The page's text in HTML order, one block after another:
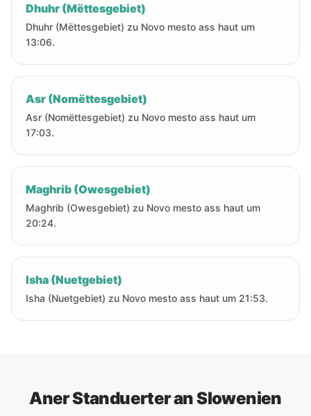
Dhuhr (Mëttesgebiet)
Dhuhr (Mëttesgebiet) zu Novo mesto ass haut um
13:06.
Asr (Nomëttesgebiet)
Asr (Nomëttesgebiet) zu Novo mesto ass haut um
17:03.
Maghrib (Owesgebiet)
Maghrib (Owesgebiet) zu Novo mesto ass haut um
20:24.
Isha (Nuetgebiet)
Isha (Nuetgebiet) zu Novo mesto ass haut um 21:53.
Aner Standuerter an Slowenien